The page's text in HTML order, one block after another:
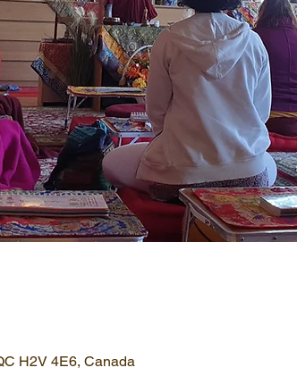
H2V 4E6, Canada